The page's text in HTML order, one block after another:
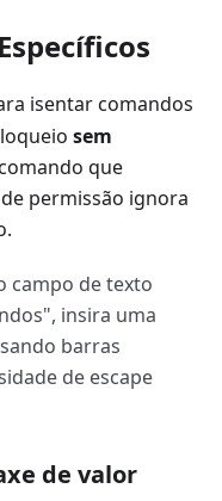
isentar comandos
sem
que
permissão ignora
campo de texto
insira uma
barras
de escape
de valor